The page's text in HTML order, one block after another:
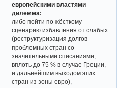
европейскими властями
дилемма:
либо пойти по жёсткому
сценарию избавления от слабых
(реструктуризация долгов
проблемных стран со
значительными списаниями,
вплоть до 75 % в случае Греции,
и дальнейшим выходом этих
стран из зоны евро),